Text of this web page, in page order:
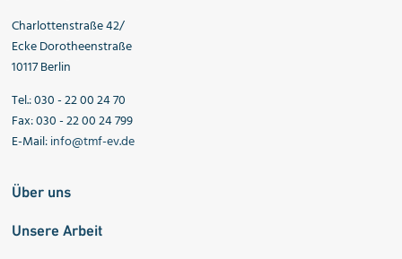
Charlottenstraße 42/
Ecke Dorotheenstraße
10117 Berlin
Tel.: 030 - 22 00 24 70
Fax: 030 - 22 00 24 799
E-Mail:info@tmf-ev.de
Über uns
Unsere Arbeit